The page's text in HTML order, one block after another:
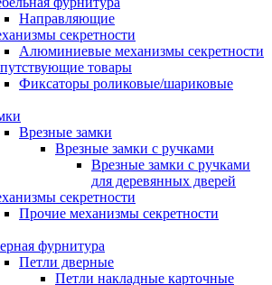
Направляющие
секретности
Алюминиевые механизмы секретности
товары
Фиксаторы роликовые/шариковые
Врезные замки
Врезные замки с ручками
Врезные замки с ручками
для деревянных дверей
секретности
Прочие механизмы секретности
фурнитура
Петли дверные
Петли накладные карточные